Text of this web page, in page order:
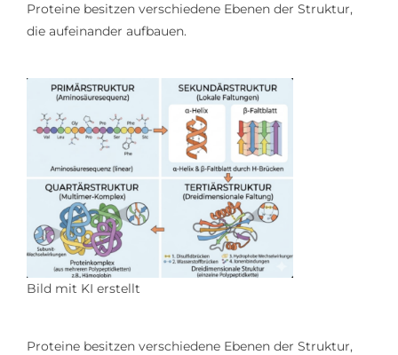
Proteine besitzen verschiedene Ebenen der Struktur,
die aufeinander aufbauen.
Bild mit KI erstellt
Proteine besitzen verschiedene Ebenen der Struktur,